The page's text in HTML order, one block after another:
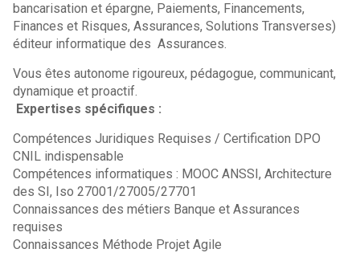
bancarisation et épargne, Paiements, Financements,
Finances et Risques, Assurances, Solutions Transverses)
éditeur informatique des Assurances.
Vous êtes autonome rigoureux, pédagogue, communicant,
dynamique et proactif.
Expertises spécifiques :
Compétences Juridiques Requises / Certification DPO
CNIL indispensable
Compétences informatiques : MOOC ANSSI, Architecture
des SI, Iso 27001/27005/27701
Connaissances des métiers Banque et Assurances
requises
Connaissances Méthode Projet Agile